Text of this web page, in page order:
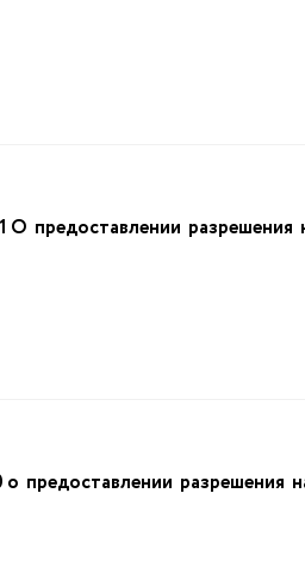
разрешения
разрешения на